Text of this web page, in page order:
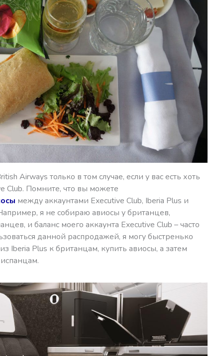
Airways только в том случае, если у вас есть хоть
Club. Помните, что вы можете
между аккаунтами Executive Club, Iberia Plus и
я не собираю авиосы у британцев,
и баланс моего аккаунта Executive Club – часто
данной распродажей, я могу быстренько
Iberia Plus к британцам, купить авиосы, а затем